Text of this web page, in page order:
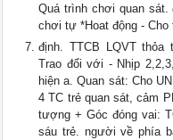
Quá trình chơi quan
chơi tự *Hoat động - Cho
định. TTCB LQVT
Trao đổi với - Nhịp
hiện a. Quan sát: Cho
4 TC trẻ quan sát, cảm
tượng + Góc đóng vai:
sáu trẻ. người về phía